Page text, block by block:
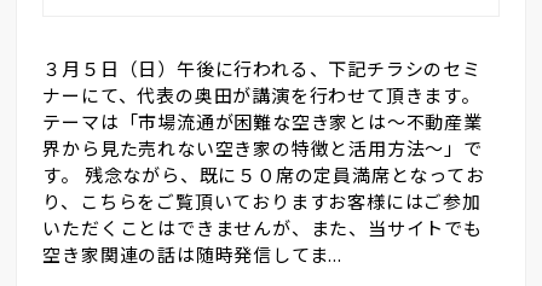
３月５日（日）午後に行われる、下記チラシのセミ
ナーにて、代表の奥田が講演を行わせて頂きます。
テーマは「市場流通が困難な空き家とは～不動産業
界から見た売れない空き家の特徴と活用方法～」で
す。 残念ながら、既に５０席の定員満席となってお
り、こちらをご覧頂いておりますお客様にはご参加
いただくことはできませんが、また、当サイトでも
空き家関連の話は随時発信してま...